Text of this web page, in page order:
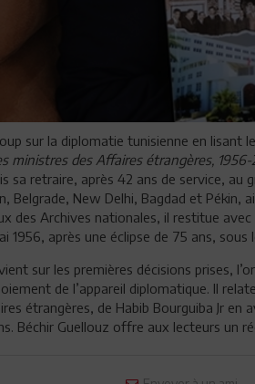
sur la diplomatie tunisienne en lisant
ministres des Affaires étrangères, 1956-
sa retraire, après 42 ans de service,
Belgrade, New Delhi, Bagdad et Pékin,
des Archives nationales, il restitue
1956, après une éclipse de 75 ans,
sur les premières décisions prises,
de l’appareil diplomatique. Il
étrangères, de Habib Bourguiba Jr en
Béchir Guellouz offre aux lecteurs un